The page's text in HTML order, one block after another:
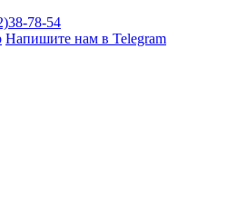
78-54
Напишите нам в Telegram